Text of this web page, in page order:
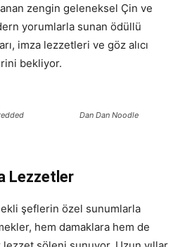
zengin geleneksel Çin ve
yorumlarla sunan ödüllü
imza lezzetleri ve göz alıcı
bekliyor.
Dan Dan Noodle
Lezzetler
şeflerin özel sunumlarla
hem damaklara hem de